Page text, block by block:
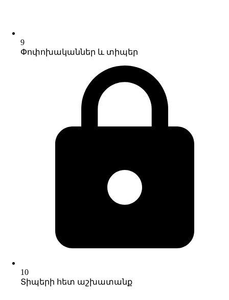
9
Փոփոխականներ և տիպեր
10
Տիպերի հետ աշխատանք